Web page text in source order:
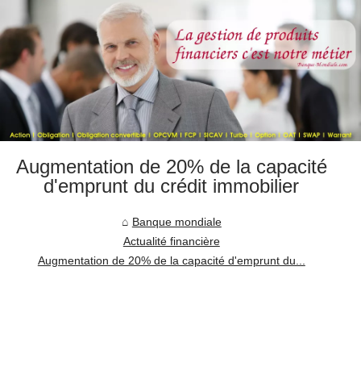
Augmentation de 20% de la capacité
d'emprunt du crédit immobilier
Banque mondiale
Actualité financière
Augmentation de 20% de la capacité d'emprunt du...